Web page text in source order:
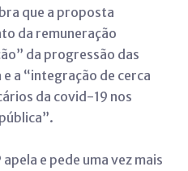
que a proposta
da remuneração
da progressão das
a “integração de cerca
da covid-19 nos
e pede uma vez mais